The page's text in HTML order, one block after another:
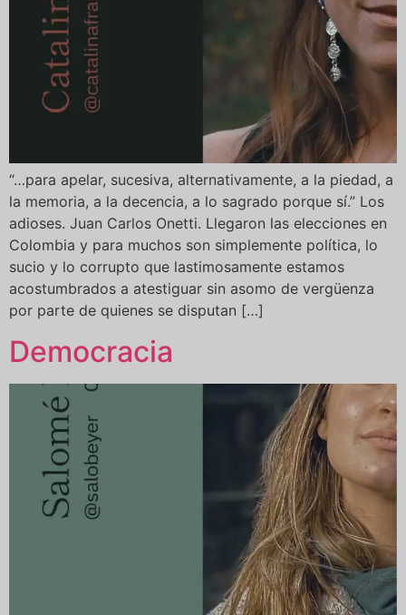
“…para apelar, sucesiva, alternativamente, a la piedad, a
la memoria, a la decencia, a lo sagrado porque sí.” Los
adioses. Juan Carlos Onetti. Llegaron las elecciones en
Colombia y para muchos son simplemente política, lo
sucio y lo corrupto que lastimosamente estamos
acostumbrados a atestiguar sin asomo de vergüenza
por parte de quienes se disputan […]
Democracia